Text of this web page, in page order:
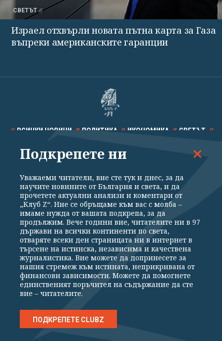
СВЕТЪТ
Израел отхвърли новата пътна карта за Газа
въпреки американските гаранции
ВСИЧКИ НОВИНИ ПОЛИТИКА ИКОНОМИКА СВЕТЪТ
СПОРТ КУЛТУРА ТЕХНОЛОГИИ КАЛЕЙДОСКОП
Общи условия
Политика за поверителност
Реклама
Партньори Контакти
За Клуб Z
Екип
Подкрепете ни
Издател на www.clubz.bg е „Клуб Зебра Медия“ ЕООД, София, ул. "Алеко
Константинов" 3. Всички права запазени 2026 „Клуб Зебра Медия“
Препечатването на материали, снимки и видео от www.clubz.bg без
разрешение ще бъде преследвано по съдебен път, съгласно
ОБЩИТЕ УСЛОВИЯ
Подкрепете ни
Уважаеми читатели, вие сте тук и днес, за да
научите новините от България и света, и да
прочетете актуални анализи и коментари от
„Клуб Z“. Ние се обръщаме към вас с молба –
имаме нужда от вашата подкрепа, за да
продължим. Вече години вие, читателите ни в 97
държави на всички континенти по света,
отваряте всеки ден страницата ни в интернет в
търсене на истинска, независима и качествена
журналистика. Вие можете да допринесете за
нашия стремеж към истината, неприкривана от
финансови зависимости. Можете да помогнете
единственият поръчител на съдържание да сте
вие – читателите.
ПОДКРЕПЕТЕ CLUBZ